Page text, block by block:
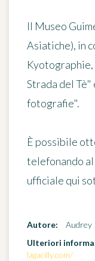
Il Museo
Asiatiche), in
Strada del
fotografie".
È possibile
telefonando al
ufficiale qui
Autore:
Audrey
Ulteriori
lagacilly.com/